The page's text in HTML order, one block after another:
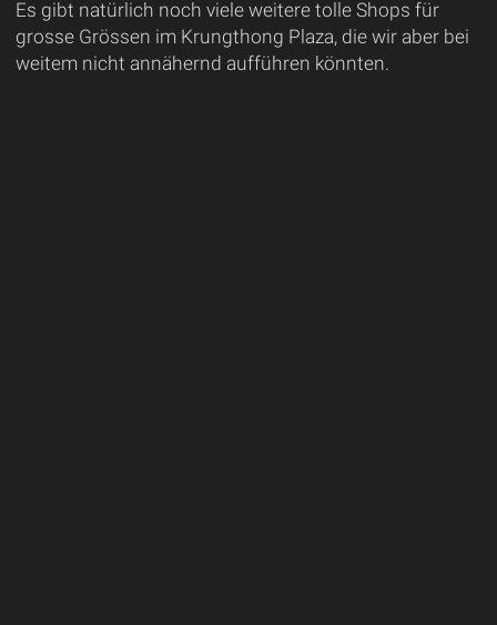
Es gibt natürlich noch viele weitere tolle Shops für
grosse Grössen im Krungthong Plaza, die wir aber bei
weitem nicht annähernd aufführen könnten.